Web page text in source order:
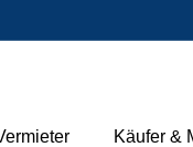
Käufer &